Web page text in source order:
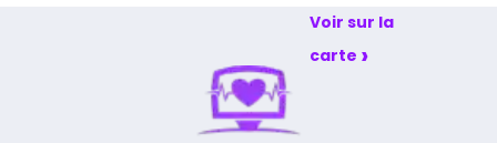
Voir sur la
carte ›